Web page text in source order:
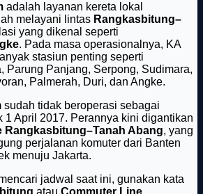
adalah layanan kereta lokal
melayani lintas Rangkasbitung–
yang dikenal seperti
. Pada masa operasionalnya, KA
stasiun penting seperti
Parung Panjang, Serpong, Sudimara,
Palmerah, Duri, dan Angke.
sudah tidak beroperasi sebagai
1 April 2017. Perannya kini digantikan
Rangkasbitung–Tanah Abang, yang
perjalanan komuter dari Banten
menuju Jakarta.
jadwal saat ini, gunakan kata
atau Commuter Line